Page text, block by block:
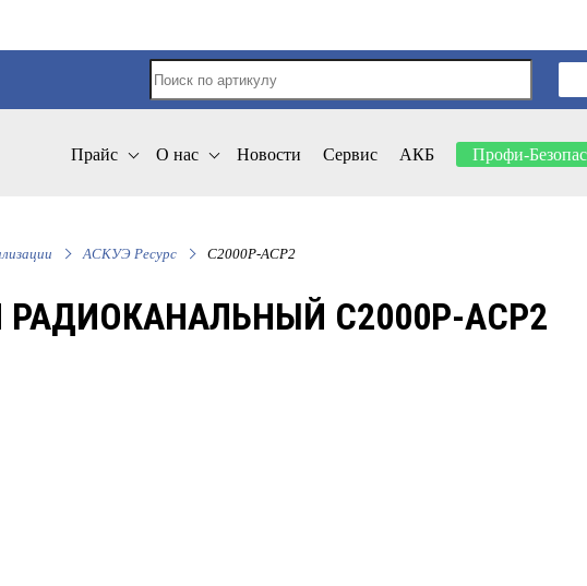
Прайс О нас Новости Сервис АКБ Профи-
АСКУЭ Ресурс С2000Р-АСР2
С2000Р-АСР2